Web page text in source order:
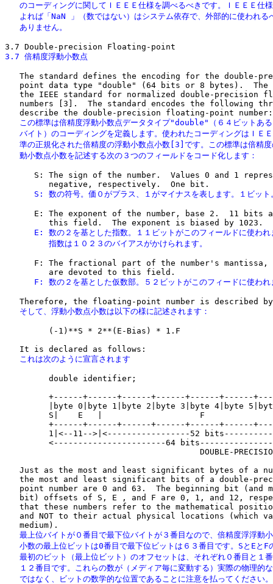
のコーディングに関してＩＥＥＥ仕様を調べるべきです。ＩＥＥＥ仕
よれば「NaN 」（数ではない）はシステム依存で、外部的に使われる
   ありません。
3.7 倍精度浮動小数点
The standard defines the encoding for the double-
point data type "double" (64 bits or 8 bytes).  The
the IEEE standard for normalized double-precision
numbers [3].  The standard encodes the following
この標準は倍精度浮動小数点データタイプ"double"（６４ビットあ
バイト）のコーディングを定義します。使われたコーディングはＩＥ
準の正規化された倍精度の浮動小数点小数[3]です。この標準は倍精
   動小数点小数を記述する次の３つのフィールドをコード化します：
S: The sign of the number.  Values 0 and 1
S: 数の符号。価０がプラス、１がマイナスを表します。１ビット
E: The exponent of the number, base 2.  11 bits
E: 数の２を基とした指数。１１ビットがこのフィールドに使われ
         指数は１０２３のバイアスがかけられます。
F: The fractional part of the number's mantissa,
F: 数の２を基とした仮数部。５２ビットがこのフィードに使われ
   そして、浮動小数点小数は以下の様に記述されます：
         (-1)**S * 2**(E-Bias) * 1.F
   これは次のように宣言されます
         double identifier;
+------+------+------+------+------+------
|byte 0|byte 1|byte 2|byte 3|byte 4|byte
S|    E   |                    F
+------+------+------+------+------+------
1|<--11-->|<-----------------52
<-----------------------64
DOUBLE-
Just as the most and least significant bytes of a
the most and least significant bits of a double-
point number are 0 and 63.  The beginning bit (and
bit) offsets of S, E , and F are 0, 1, and 12,
that these numbers refer to the mathematical
and NOT to their actual physical locations (which
最上位バイトが０番目で最下位バイトが３番目なので、倍精度浮浮動
小数の最上位ビットは0番目で最下位ビットは６３番目です。SとEとF
最初のビット（最上位ビット）のオフセットは、それぞれ０番目と１
１２番目です。これらの数が（メディア毎に変動する）実際の物理的
   ではなく、ビットの数学的な位置であることに注意を払ってください。